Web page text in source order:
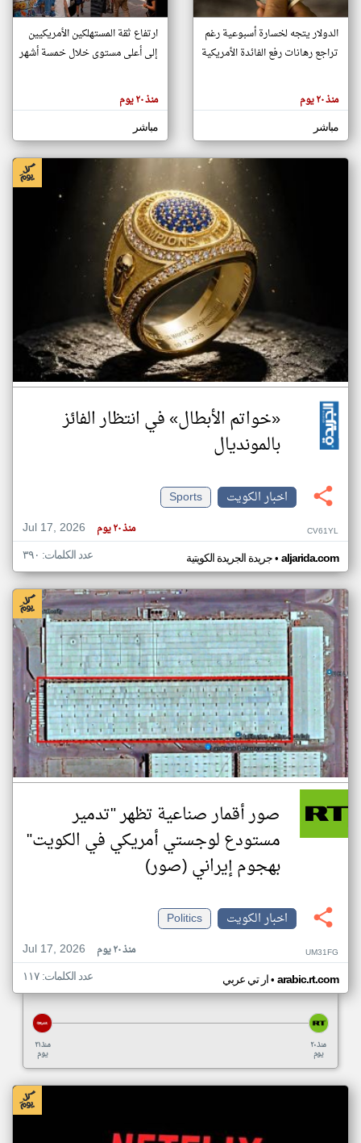
تغيير الدولة
اخبار الكويت على مدار الساعة
أهم اخبار الكويت العاجلة والمباشرة
الموجوده
هنا عن
وجهة
كاتبيها.
الدولار يتجه لخسارة أسبوعية رغم
تراجع رهانات رفع الفائدة الأمريكية
منذ ٢٠ يوم
مباشر
ارتفاع ثقة المستهلكين الأمريكيين
إلى أعلى مستوى خلال خمسة أشهر
منذ ٢٠ يوم
مباشر
«خواتم الأبطال» في انتظار الفائز
بالمونديال
اخبار الكويت
Sports
Jul 17, 2026
منذ ٢٠ يوم CV61YL
جريدة الجريدة الكويتية• aljarida.com عدد الكلمات: ٣٩٠
صور أقمار صناعية تظهر "تدمير
مستودع لوجستي أمريكي في الكويت"
بهجوم إيراني (صور)
اخبار الكويت
Politics
Jul 17, 2026
منذ ٢٠ يوم UM31FG
ار تي عربي• arabic.rt.com عدد الكلمات: ١١٧
منذ ٢١
يوم
منذ ٢٠
يوم
klyoum.com